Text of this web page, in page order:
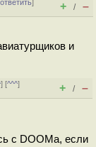
ответить]
+ / –
и
] [^^^]
+ / –
с DOOMа, если